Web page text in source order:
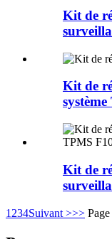
Kit de
Kit de
Kit de
1 234Suivant >>>